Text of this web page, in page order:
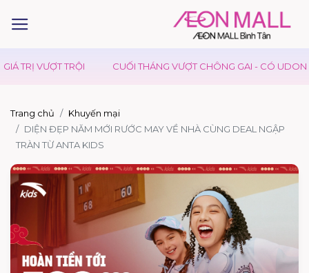
TRỊ VƯỢT TRỘI CUỐI THÁNG VƯỢT CHÔNG GAI - CÓ UDON
Trang chủ
Khuyến mại
DIỆN ĐẸP NĂM MỚI RƯỚC MAY VỀ NHÀ CÙNG DEAL NGẬP
TRÀN TỪ ANTA KIDS